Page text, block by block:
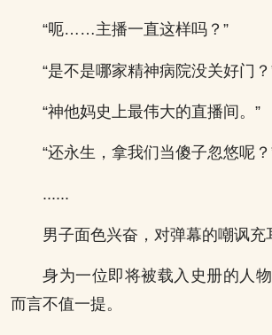
“呃……主播一直这样吗？”
“是不是哪家精神病院没关好门？
“神他妈史上最伟大的直播间。”
“还永生，拿我们当傻子忽悠呢？
......
男子面色兴奋，对弹幕的嘲讽充
身为一位即将被载入史册的人
而言不值一提。